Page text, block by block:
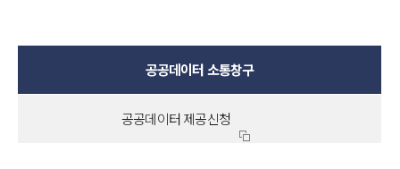
공공데이터 소통창구
공공데이터 제공신청